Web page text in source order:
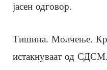
јасен одговор.
Тишина. Молчење.
истакнуваат од СДСМ.